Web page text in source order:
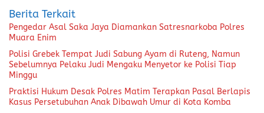
Berita Terkait
Pengedar Asal Saka Jaya Diamankan Satresnarkoba Polres
Muara Enim
Polisi Grebek Tempat Judi Sabung Ayam di Ruteng, Namun
Sebelumnya Pelaku Judi Mengaku Menyetor ke Polisi Tiap
Minggu
Praktisi Hukum Desak Polres Matim Terapkan Pasal Berlapis
Kasus Persetubuhan Anak Dibawah Umur di Kota Komba